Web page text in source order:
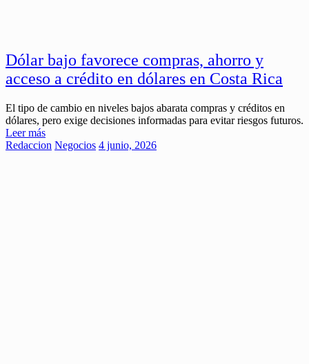
Dólar bajo favorece compras, ahorro y
acceso a crédito en dólares en Costa Rica
El tipo de cambio en niveles bajos abarata compras y créditos en
dólares, pero exige decisiones informadas para evitar riesgos futuros.
Leer más
Redaccion Negocios 4 junio, 2026